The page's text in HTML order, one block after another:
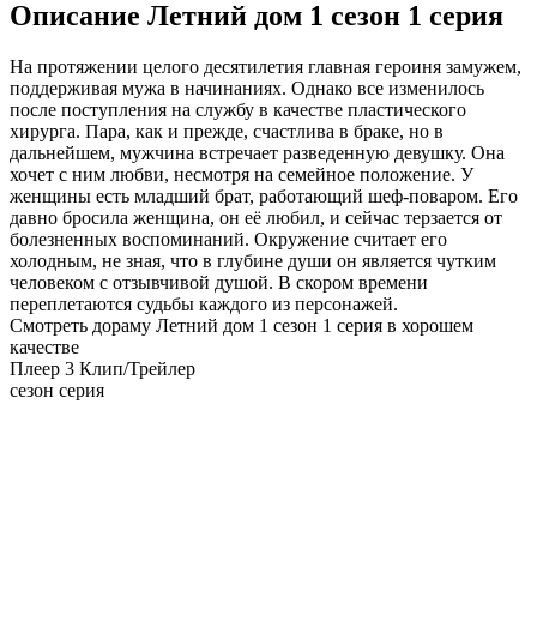
Описание Летний дом 1 сезон 1 серия
На протяжении целого десятилетия главная героиня замужем,
поддерживая мужа в начинаниях. Однако все изменилось
после поступления на службу в качестве пластического
хирурга. Пара, как и прежде, счастлива в браке, но в
дальнейшем, мужчина встречает разведенную девушку. Она
хочет с ним любви, несмотря на семейное положение. У
женщины есть младший брат, работающий шеф-поваром. Его
давно бросила женщина, он её любил, и сейчас терзается от
болезненных воспоминаний. Окружение считает его
холодным, не зная, что в глубине души он является чутким
человеком с отзывчивой душой. В скором времени
переплетаются судьбы каждого из персонажей.
Смотреть дораму Летний дом 1 сезон 1 серия в хорошем
качестве
Плеер 3 Клип/Трейлер
сезон серия